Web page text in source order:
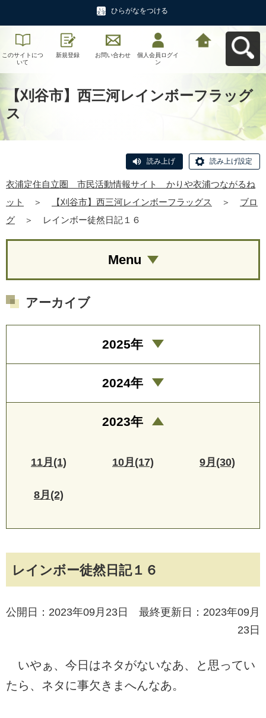
ひらがなをつける
このサイトにつ
いて
新規登録 お問い合わせ
個人会員ログイ
ン
【刈谷市】西三河レインボーフラッグ
ス
読み上げ 読み上げ設定
衣浦定住自立圏 市民活動情報サイト かりや衣浦つながるね
ット
＞ 【刈谷市】西三河レインボーフラッグス ＞
ブロ
グ
＞ レインボー徒然日記１６
レインボー徒然日記１６
公開日：2023年09月23日 最終更新日：2023年09月
23日
いやぁ、今日はネタがないなあ、と思ってい
たら、ネタに事欠きまへんなあ。
Menu
アーカイブ
2025年
2024年
2023年
11月(1) 10月(17) 9月(30)
8月(2)